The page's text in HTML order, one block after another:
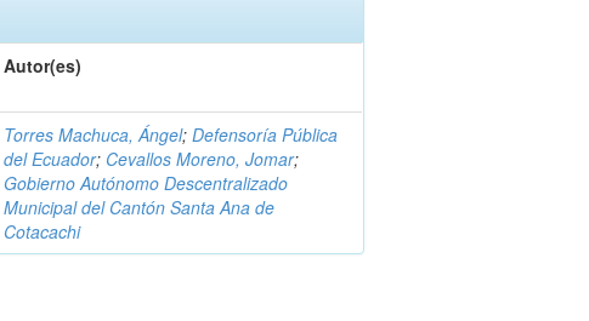
Autor(es)
Torres Machuca, Ángel;Defensoría Pública
del Ecuador; Cevallos Moreno, Jomar;
Gobierno Autónomo Descentralizado
Municipal del Cantón Santa Ana de
Cotacachi